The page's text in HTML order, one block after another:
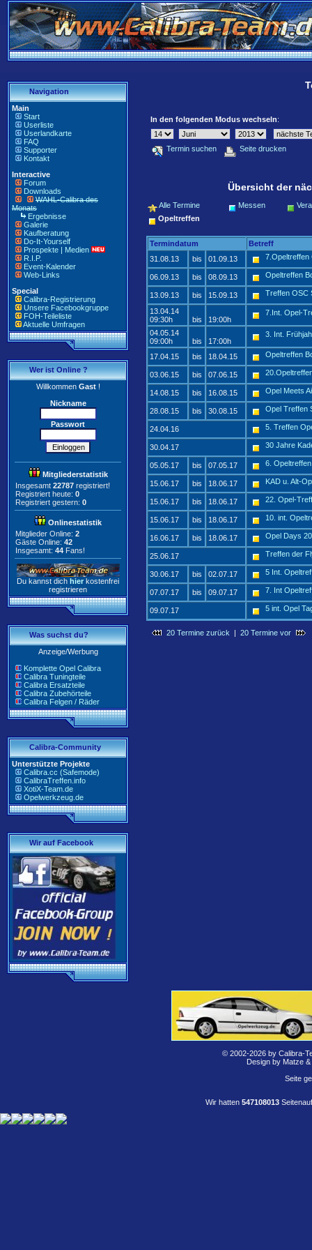
Navigation
Main
Start
Userliste
Userlandkarte
FAQ
Supporter
Kontakt
Interactive
Forum
Downloads
WAHL-Calibra des
Monats
Ergebnisse
Galerie
Kaufberatung
Do-It-Yourself
Prospekte | Medien
R.I.P.
Event-Kalender
Web-Links
Special
Calibra-Registrierung
Unsere Facebookgruppe
FOH-Teileliste
Aktuelle Umfragen
Wer ist Online ?
WillkommenGast!
Nickname
Passwort
Mitgliederstatistik
Insgesamt 22787 registriert!
Registriert heute: 0
Registriert gestern: 0
Onlinestatistik
Mitglieder Online: 2
Gäste Online: 42
Insgesamt: 44 Fans!
Du kannst dich hier kostenfrei
registrieren
Was suchst du?
Anzeige/Werbung
Komplette Opel Calibra
Calibra Tuningteile
Calibra Ersatzteile
Calibra Zubehörteile
Calibra Felgen / Räder
Calibra-Community
Unterstützte Projekte
Calibra.cc (Safemode)
CalibraTreffen.info
XotiX-Team.de
Opelwerkzeug.de
Wir auf Facebook
In den folgenden Modus wechseln:
Termin suchen Seite drucken
Übersicht der
Alle Termine Messen
Opeltreffen
Termindatum
Betreff
31.08.13
bis 01.09.13 7.Opeltreffen
06.09.13 bis 08.09.13 Opeltreffen
13.09.13 bis 15.09.13 Treffen OSC
13.04.14
09:30h
bis 19:00h
7.Int. Opel-
04.05.14
09:00h
bis 17:00h
3. Int.
17.04.15 bis 18.04.15 Opeltreffen
03.06.15 bis 07.06.15
14.08.15 bis 16.08.15 Opel Meets
28.08.15 bis 30.08.15 Opel Treffen
24.04.16 5. Treffen
30.04.17 30 Jahre
05.05.17 bis 07.05.17 6.
15.06.17 bis 18.06.17 KAD u. Alt-
15.06.17 bis 18.06.17 22. Opel-
15.06.17 bis 18.06.17 10. int.
16.06.17 bis 18.06.17 Opel Days
25.06.17 Treffen der
30.06.17 bis 02.07.17 5 Int.
07.07.17 bis 09.07.17 7. Int
09.07.17 5 int. Opel
20 Termine zurück | 20 Termine vor
© 2002-2026 by Calibra-
Design by Matze
Seite
Wir hatten 547108013